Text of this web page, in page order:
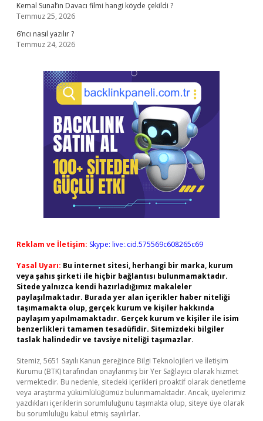
Kemal Sunal’ın Davacı filmi hangi köyde çekildi ?
Temmuz 25, 2026
6’ncı nasıl yazılır ?
Temmuz 24, 2026
Reklam ve İletişim: Skype: live:.cid.575569c608265c69
Yasal Uyarı: Bu internet sitesi, herhangi bir marka, kurum
veya şahıs şirketi ile hiçbir bağlantısı bulunmamaktadır.
Sitede yalnızca kendi hazırladığımız makaleler
paylaşılmaktadır. Burada yer alan içerikler haber niteliği
taşımamakta olup, gerçek kurum ve kişiler hakkında
paylaşım yapılmamaktadır. Gerçek kurum ve kişiler ile isim
benzerlikleri tamamen tesadüfidir. Sitemizdeki bilgiler
taslak halindedir ve tavsiye niteliği taşımazlar.
Sitemiz, 5651 Sayılı Kanun gereğince Bilgi Teknolojileri ve İletişim
Kurumu (BTK) tarafından onaylanmış bir Yer Sağlayıcı olarak hizmet
vermektedir. Bu nedenle, sitedeki içerikleri proaktif olarak denetleme
veya araştırma yükümlülüğümüz bulunmamaktadır. Ancak, üyelerimiz
yazdıkları içeriklerin sorumluluğunu taşımakta olup, siteye üye olarak
bu sorumluluğu kabul etmiş sayılırlar.